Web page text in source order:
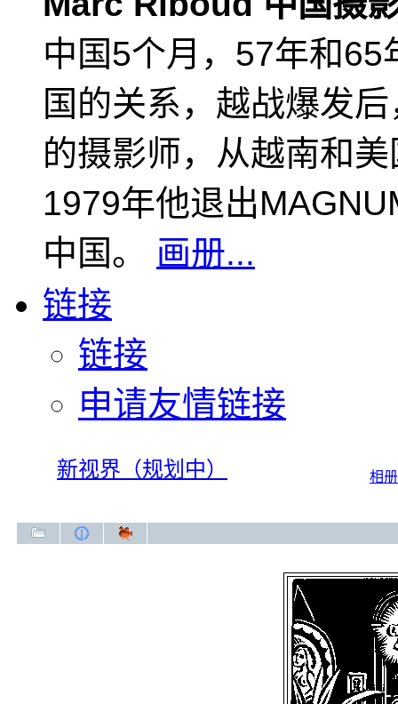
中国5个月，57年和
国的关系，越战爆发
的摄影师，从越南和
1979年他退出
中国。 画册...
链接
链接
申请友情链接
新视界（规划中） 相